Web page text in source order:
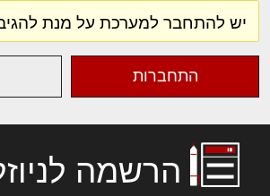
יש להתחבר למערכת על מנת
התחברות
הרשמה